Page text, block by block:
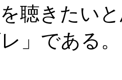
聴きたい
」である